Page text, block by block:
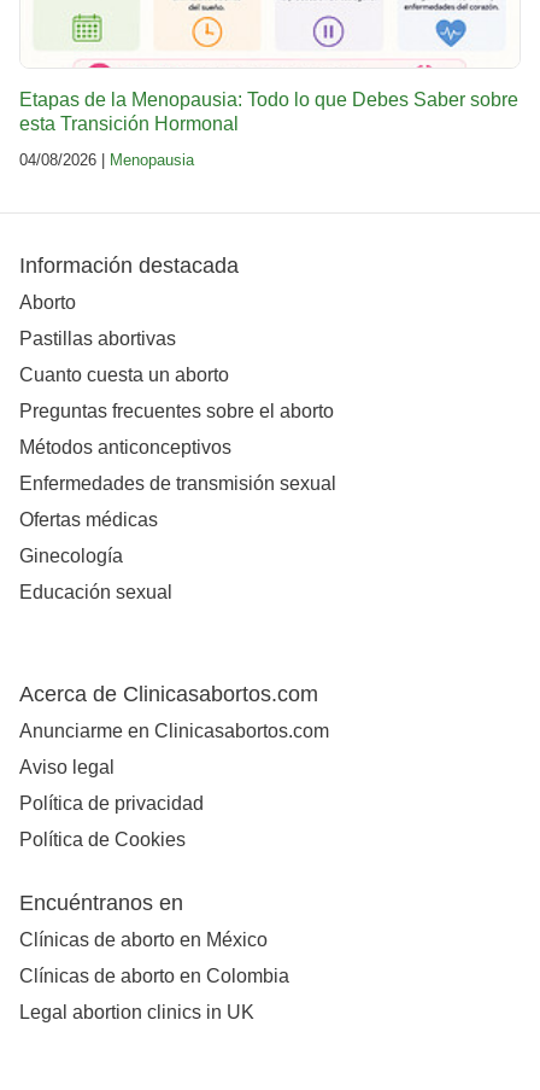
Etapas de la Menopausia: Todo lo que Debes Saber sobre
esta Transición Hormonal
04/08/2026 | Menopausia
Información destacada
Aborto
Pastillas abortivas
Cuanto cuesta un aborto
Preguntas frecuentes sobre el aborto
Métodos anticonceptivos
Enfermedades de transmisión sexual
Ofertas médicas
Ginecología
Educación sexual
Acerca de Clinicasabortos.com
Anunciarme en Clinicasabortos.com
Aviso legal
Política de privacidad
Política de Cookies
Encuéntranos en
Clínicas de aborto en México
Clínicas de aborto en Colombia
Legal abortion clinics in UK